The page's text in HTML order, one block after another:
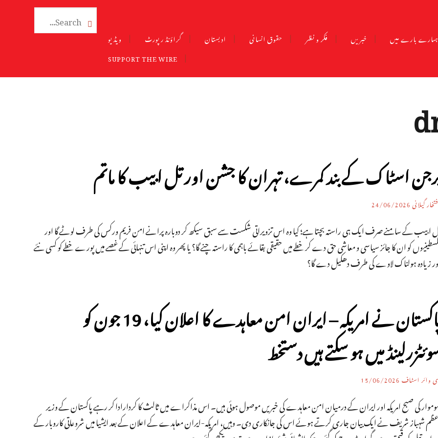
ہمارے بارے میں خبریں فکر و نظر حقوق انسانی ادبستان گراؤنڈ رپورٹ
ویڈیو
SUPPORT THE WIRE

اسٹاک کے بند کمرے، تہران کا جشن اور تل ابیب کا ماتم
گیلانی24/06/2026
ابیب کے سامنے صرف ایک ہی راستہ بچتا ہے؛ کیا وہ اس تزویراتی شکست سے سبق سیکھ کر دوبارہ پرانے امن فریم ورکس کی طرف لوٹے گا اور
کو ان کا جائز سیاسی و معاشی حق دے کر خطے میں حقیقی بقائے باہمی کا راستہ چنے گا؟ یا پھر وہ اپنی اس تنہائی کے غصے میں پورے خطے کو کسی نئے
زیادہ ہولناک لاوے کی طرف دھکیل دے گا؟
پاکستان نے امریکہ – ایران امن معاہدے کا اعلان کیا، 19 جون کو
میں ہو سکتے ہیں دستخط
وائر اسٹاف15/06/2026
کی صبح امریکہ اور ایران کے درمیان امن معاہدے کی خبریں موصول ہوئی ہیں۔ اس مذاکراے میں ثالث کا کردارادا کر رہے پاکستان کے وزیر
شہباز شریف نے ایک بیان جاری کرتے ہوئے اس کی جانکاری دی۔ وہیں، امریکہ-ایران معاہدے کے اعلان کے بعد ایشیا میں شروعاتی کاروبار کے